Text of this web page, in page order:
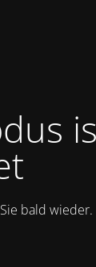
bald wieder.